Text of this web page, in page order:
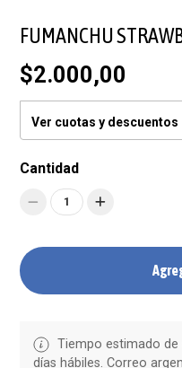
FUMANCHU
$2.000,00
Ver cuotas y descuentos
Cantidad
1
Tiempo estimado
días hábiles. Correo